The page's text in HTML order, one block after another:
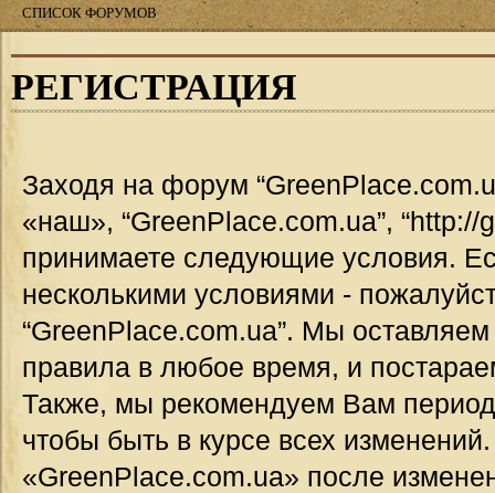
СПИСОК ФОРУМОВ
РЕГИСТРАЦИЯ
Заходя на форум
«наш», “GreenPlace.com.ua”,
принимаете следующие условия.
несколькими условиями -
“GreenPlace.com.ua”. Мы
правила в любое время, и
Также, мы рекомендуем Вам
чтобы быть в курсе всех
«GreenPlace.com.ua» после